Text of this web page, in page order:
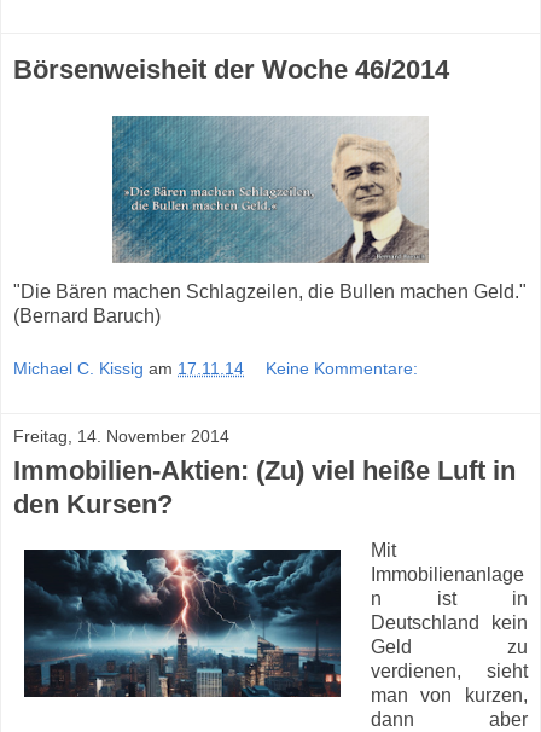
Börsenweisheit der Woche 46/2014
"Die Bären machen Schlagzeilen, die Bullen machen Geld."
(Bernard Baruch)
Michael C. Kissig am 17.11.14 Keine Kommentare:
Freitag, 14. November 2014
Immobilien-Aktien: (Zu) viel heiße Luft in
den Kursen?
Mit
Immobilienanlage
n ist in
Deutschland kein
Geld zu
verdienen, sieht
man von kurzen,
dann aber